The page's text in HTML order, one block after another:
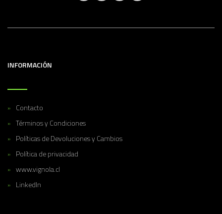
INFORMACIÓN
Contacto
Términos y Condiciones
Políticas de Devoluciones y Cambios
Política de privacidad
www.vignola.cl
LinkedIn